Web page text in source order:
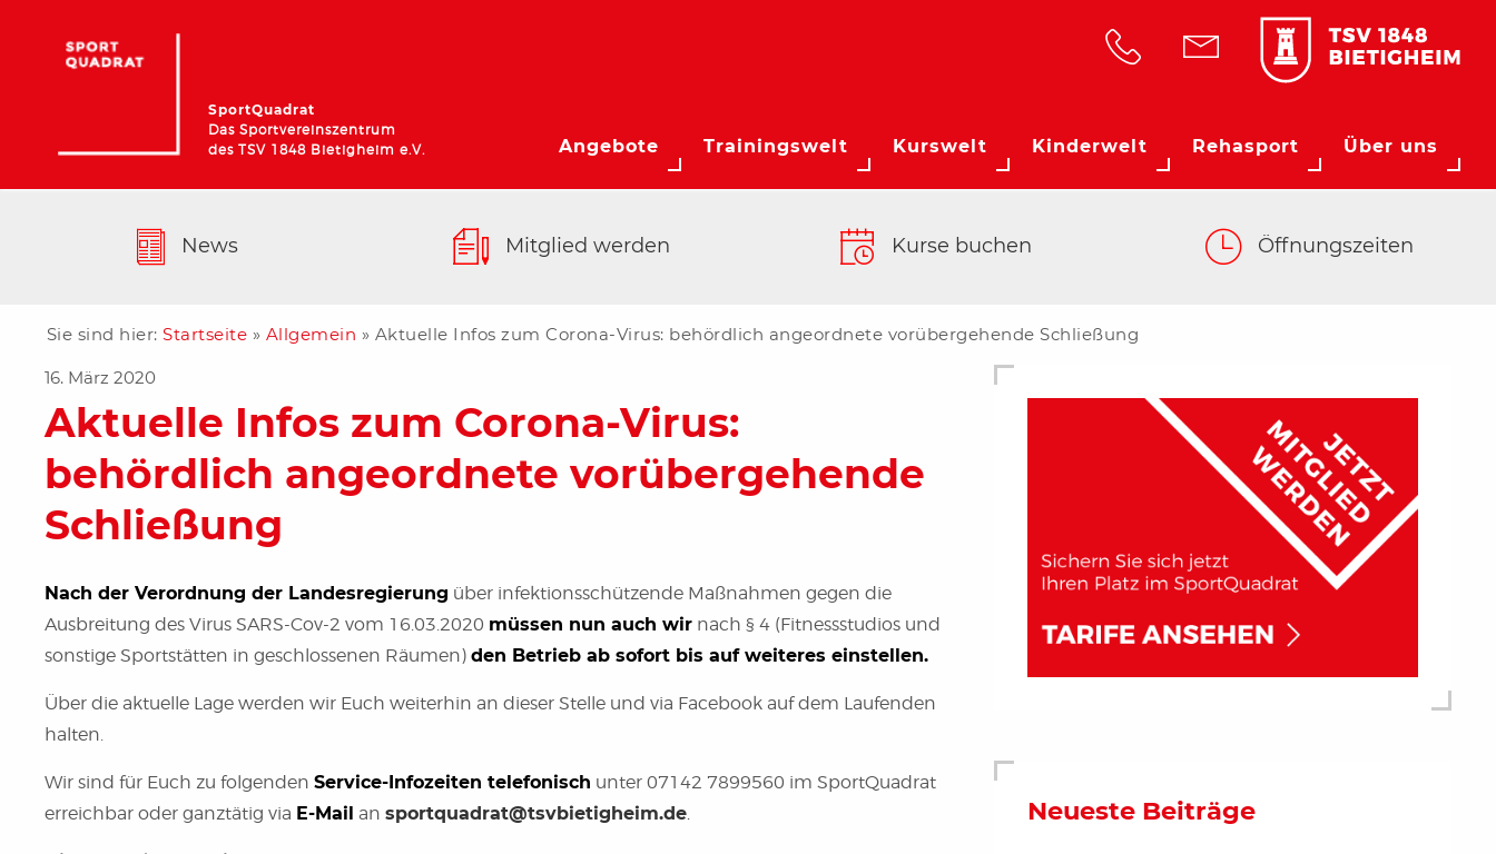
SportQuadrat
Das Sportvereinszentrum
des TSV 1848 Bietigheim e.V.
Angebote Trainingswelt Kurswelt Kinderwelt Rehasport Über uns
News Mitglied werden Kurse buchen Öffnungszeiten
Sie sind hier: Startseite » Allgemein » Aktuelle Infos zum Corona-Virus: behördlich angeordnete vorübergehende Schließung
16. März 2020
Aktuelle Infos zum Corona-Virus:
behördlich angeordnete vorübergehende
Schließung
Nach der Verordnung der Landesregierung über infektionsschützende Maßnahmen gegen die
Ausbreitung des Virus SARS-Cov-2 vom 16.03.2020 müssen nun auch wirnach § 4 (Fitnessstudios und
sonstige Sportstätten in geschlossenen Räumen) den Betrieb ab sofort bis auf weiteres einstellen.
Über die aktuelle Lage werden wir Euch weiterhin an dieser Stelle und via Facebook auf dem Laufenden
halten.
Wir sind für Euch zu folgenden Service-Infozeiten telefonisch unter 07142 7899560 im SportQuadrat
erreichbar oder ganztätig via E-Mail an sportquadrat@tsvbietigheim.de. Neueste Beiträge